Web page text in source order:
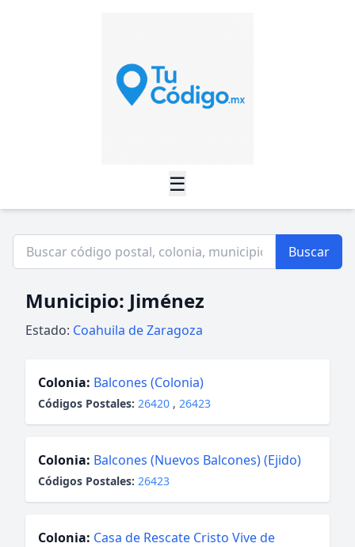
☰
Buscar
Municipio: Jiménez
Estado: Coahuila de Zaragoza
Colonia: Balcones (Colonia)
Códigos Postales: 26420 , 26423
Colonia: Balcones (Nuevos Balcones) (Ejido)
Códigos Postales: 26423
Colonia: Casa de Rescate Cristo Vive de